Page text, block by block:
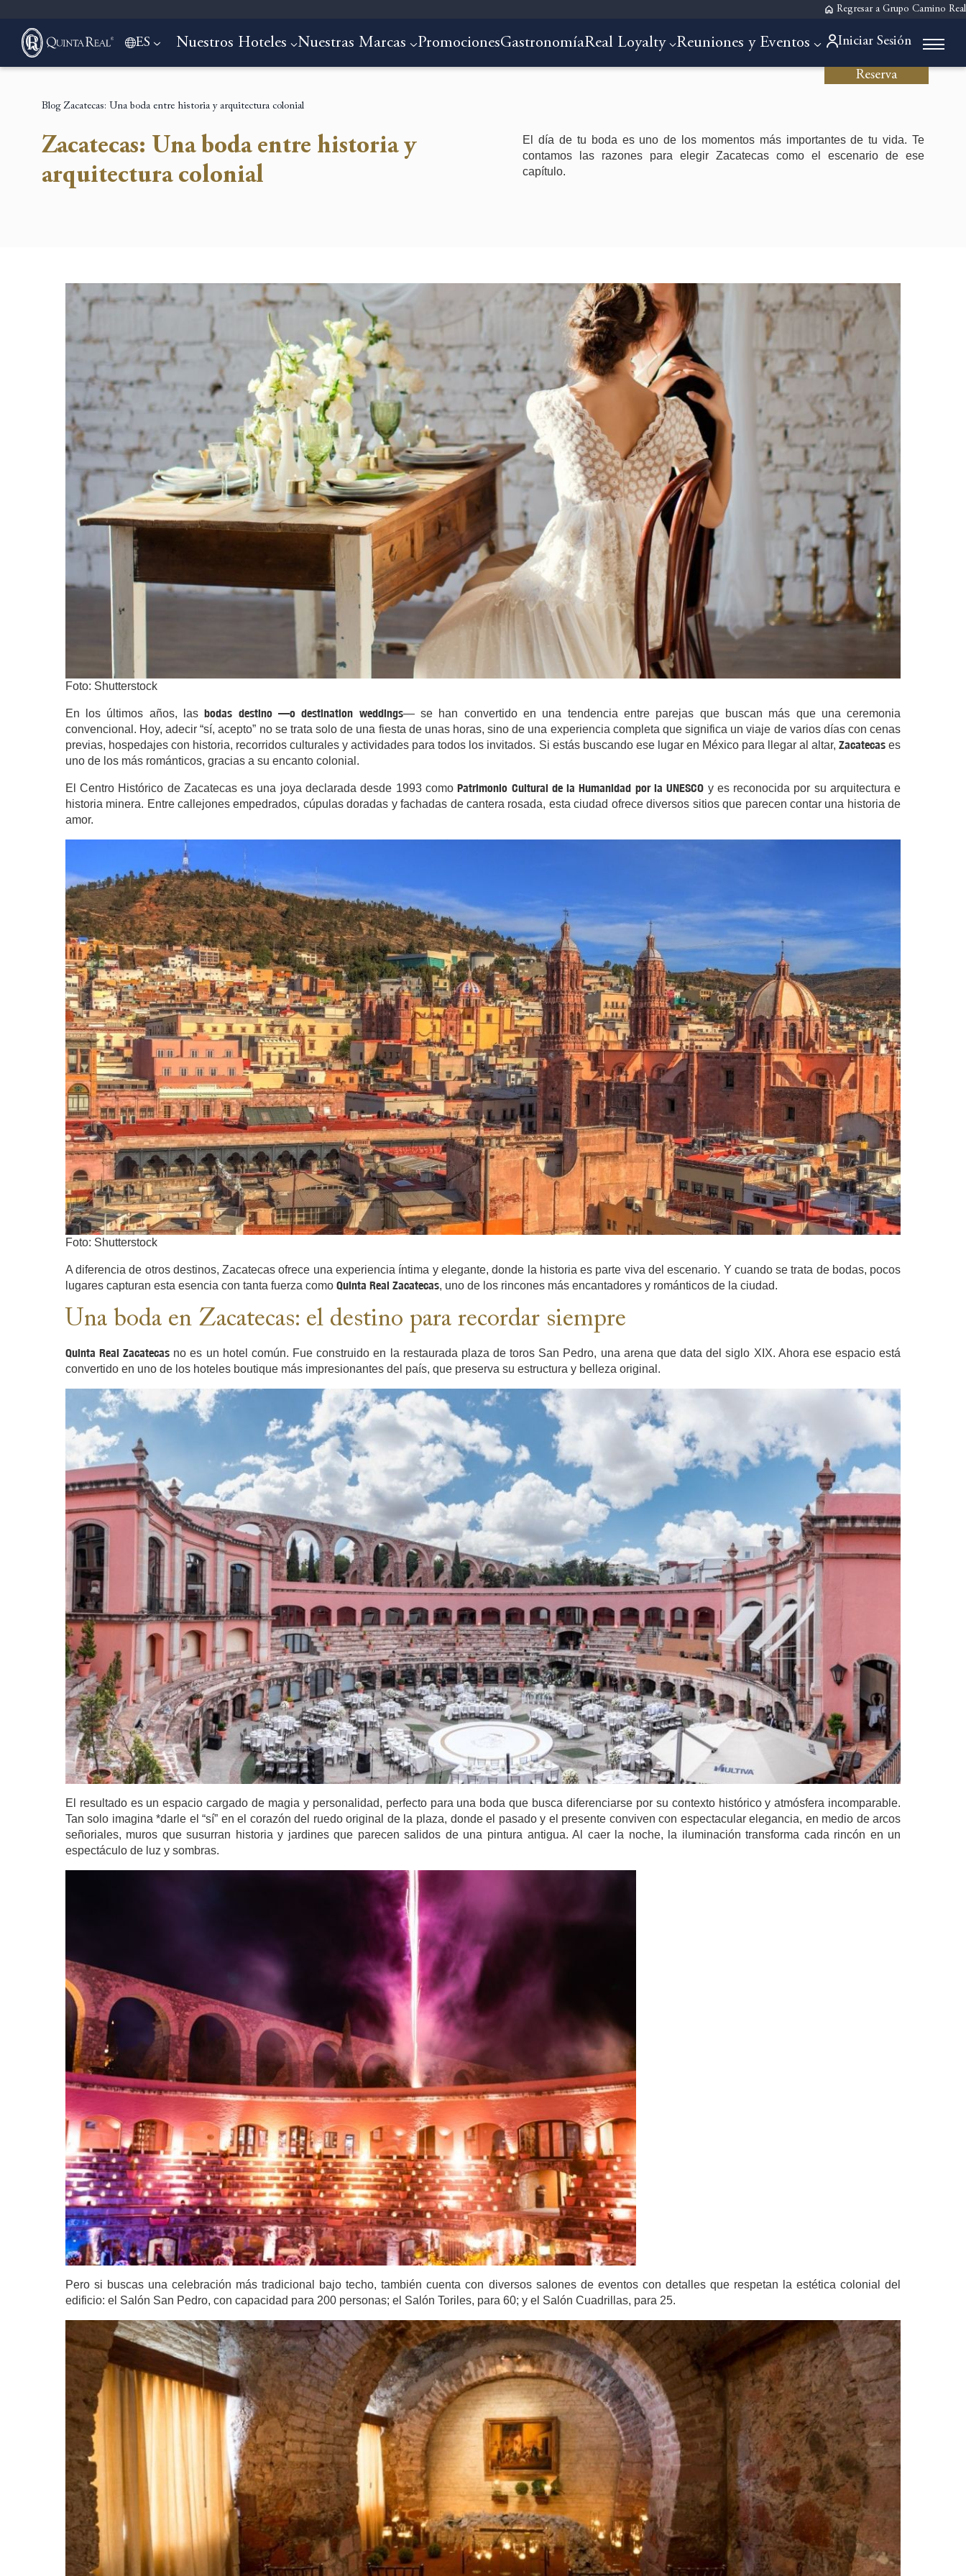
Regresar a Grupo Camino Real
ES Nuestros Hoteles Nuestras Marcas PromocionesGastronomíaReal Loyalty Reuniones y Eventos Iniciar Sesión
Reserva
Blog Zacatecas: Una boda entre historia y arquitectura colonial
Zacatecas: Una boda entre historia y
arquitectura colonial
El día de tu boda es uno de los momentos más importantes de tu vida. Te
contamos las razones para elegir Zacatecas como el escenario de ese
capítulo.
Foto: Shutterstock
En los últimos años, las bodas destino —o destination weddings— se han convertido en una tendencia entre parejas que buscan más que una ceremonia
convencional. Hoy, adecir “sí, acepto” no se trata solo de una fiesta de unas horas, sino de una experiencia completa que significa un viaje de varios días con cenas
previas, hospedajes con historia, recorridos culturales y actividades para todos los invitados. Si estás buscando ese lugar en México para llegar al altar,Zacatecas es
uno de los más románticos, gracias a su encanto colonial.
El Centro Histórico de Zacatecas es una joya declarada desde 1993 comoPatrimonio Cultural de la Humanidad por la UNESCO y es reconocida por su arquitectura e
historia minera. Entre callejones empedrados, cúpulas doradas y fachadas de cantera rosada, esta ciudad ofrece diversos sitios que parecen contar una historia de
amor.
Foto: Shutterstock
A diferencia de otros destinos, Zacatecas ofrece una experiencia íntima y elegante, donde la historia es parte viva del escenario. Y cuando se trata de bodas, pocos
lugares capturan esta esencia con tanta fuerza como Quinta Real Zacatecas, uno de los rincones más encantadores y románticos de la ciudad.
Una boda en Zacatecas: el destino para recordar siempre
Quinta Real Zacatecas no es un hotel común. Fue construido en la restaurada plaza de toros San Pedro, una arena que data del siglo XIX. Ahora ese espacio está
convertido en uno de los hoteles boutique más impresionantes del país, que preserva su estructura y belleza original.
El resultado es un espacio cargado de magia y personalidad, perfecto para una boda que busca diferenciarse por su contexto histórico y atmósfera incomparable.
Tan solo imagina *darle el “sí” en el corazón del ruedo original de la plaza, donde el pasado y el presente conviven con espectacular elegancia, en medio de arcos
señoriales, muros que susurran historia y jardines que parecen salidos de una pintura antigua. Al caer la noche, la iluminación transforma cada rincón en un
espectáculo de luz y sombras.
Pero si buscas una celebración más tradicional bajo techo, también cuenta con diversos salones de eventos con detalles que respetan la estética colonial del
edificio: el Salón San Pedro, con capacidad para 200 personas; el Salón Toriles, para 60; y el Salón Cuadrillas, para 25.